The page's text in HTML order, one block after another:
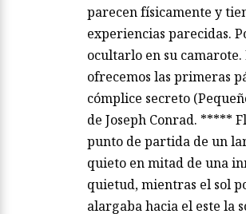
parecen físicamente y
experiencias parecidas.
ocultarlo en su camarote.
ofrecemos las primeras
cómplice secreto
de Joseph Conrad. *****
punto de partida de un
quieto en mitad de una
quietud, mientras el sol
alargaba hacia el este la